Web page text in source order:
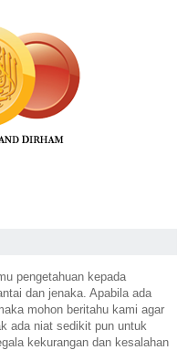
pengetahuan kepada
dan jenaka. Apabila ada
mohon beritahu kami agar
ada niat sedikit pun untuk
kekurangan dan kesalahan